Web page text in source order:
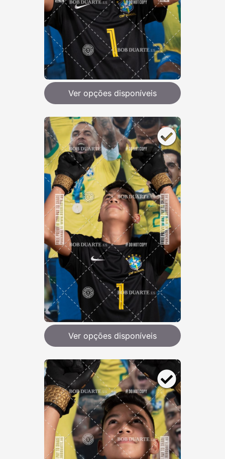
Ver opções disponíveis
Ver opções disponíveis